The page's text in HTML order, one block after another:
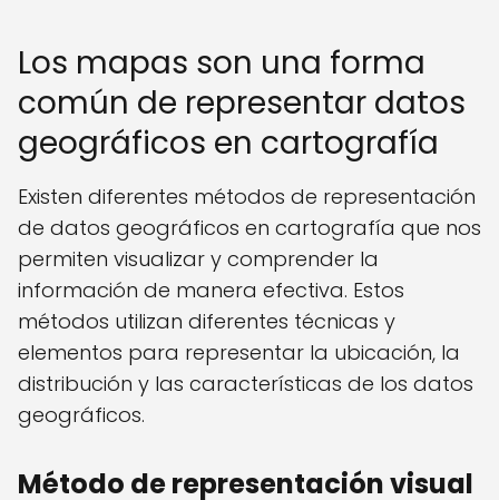
Los mapas son una forma
común de representar datos
geográficos en cartografía
Existen diferentes métodos de representación
de datos geográficos en cartografía que nos
permiten visualizar y comprender la
información de manera efectiva. Estos
métodos utilizan diferentes técnicas y
elementos para representar la ubicación, la
distribución y las características de los datos
geográficos.
Método de representación visual